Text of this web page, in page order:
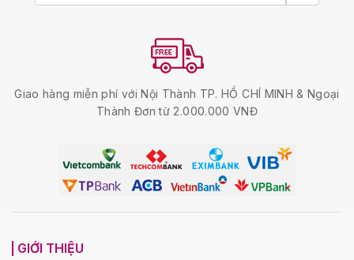
Giao hàng miễn phí với Nội Thành TP. HỒ CHÍ MINH & Ngoại
Thành Đơn từ 2.000.000 VNĐ
GIỚI THIỆU